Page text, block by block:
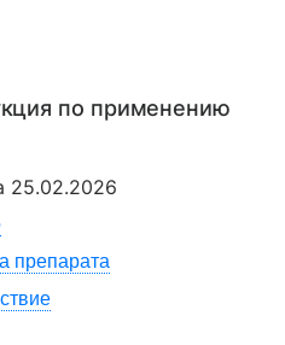
по применению
25.02.2026
препарата